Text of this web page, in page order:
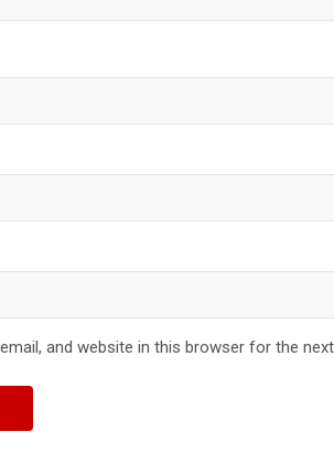
and website in this browser for the